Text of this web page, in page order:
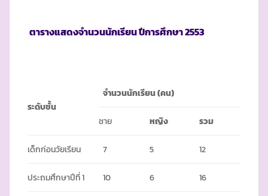
ตารางแสดงจำนวนนักเรียน ปีการศึกษา2553
ระดับชั้น
จำนวนนักเรียน (คน)
ชาย หญิง รวม
เด็กก่อนวัยเรียน 7 5 12
ประถมศึกษาปีที่ 1 10 6 16